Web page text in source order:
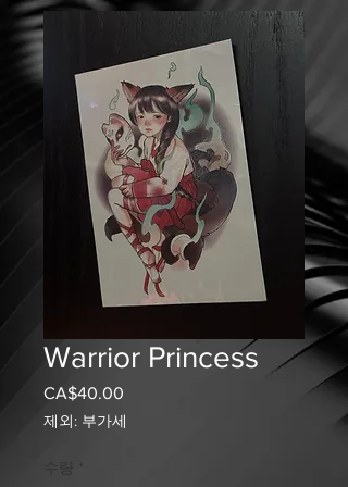
Warrior Princess
CA$40.00
격
제외: 부가세
*